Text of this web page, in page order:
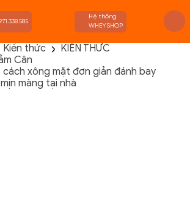
Hệ thống
WHEYSHOP
Kiến thức
KIẾN THỨC
Cân
cách xông mặt đơn giản đánh bay
màng tại nhà